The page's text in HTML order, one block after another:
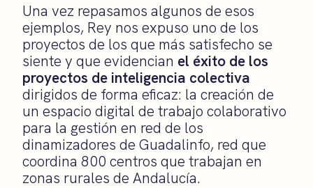
Una vez repasamos algunos de esos
ejemplos, Rey nos expuso uno de los
proyectos de los que más satisfecho se
siente y que evidencian el éxito de los
proyectos de inteligencia colectiva
dirigidos de forma eficaz: la creación de
un espacio digital de trabajo colaborativo
para la gestión en red de los
dinamizadores de Guadalinfo, red que
coordina 800 centros que trabajan en
zonas rurales de Andalucía.